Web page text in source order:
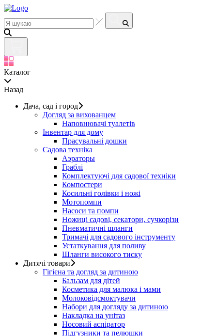
Каталог
Назад
Дача, сад і город
Догляд за вихованцем
Наповнювачі туалетів
Інвентар для дому
Прасувальні дошки
Садова техніка
Аэраторы
Граблі
Комплектуючі для садової техніки
Компостери
Косильні голівки і ножі
Мотопомпи
Насоси та помпи
Ножиці садові, секатори, сучкорізи
Пневматичні шланги
Тримачі для садового інструменту
Устаткування для поливу
Шланги високого тиску
Дитячі товари
Гігієна та догляд за дитиною
Бальзам для дітей
Косметика для малюка і мами
Молоковідсмоктувачи
Набори для догляду за дитиною
Накладка на унітаз
Носовий аспіратор
Підгузники та пелюшки